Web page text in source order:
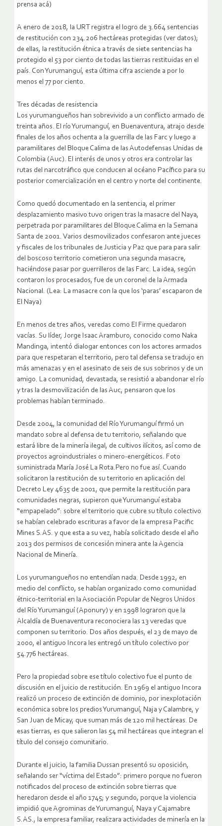
prensa acá)
A enero de 2018, la URT registra el logro de 3.664 sentencias
de restitución con 234.206 hectáreas protegidas (ver datos);
de ellas, la restitución étnica a través de siete sentencias ha
protegido el 53 por ciento de todas las tierras restituidas en el
país. Con Yurumanguí, esta última cifra asciende a por lo
menos el 77 por ciento.
Tres décadas de resistencia
Los yurumangueños han sobrevivido a un conflicto armado de
treinta años. El río Yurumanguí, en Buenaventura, atrajo desde
finales de los años ochenta a la guerrilla de las Farc y luego a
paramilitares del Bloque Calima de las Autodefensas Unidas de
Colombia (Auc). El interés de unos y otros era controlar las
rutas del narcotráfico que conducen al océano Pacífico para su
posterior comercialización en el centro y norte del continente.
Como quedó documentado en la sentencia, el primer
desplazamiento masivo tuvo origen tras la masacre del Naya,
perpetrada por paramilitares del Bloque Calima en la Semana
Santa de 2001. Varios desmovilizados confesaron ante jueces
y fiscales de los tribunales de Justicia y Paz que para para salir
del boscoso territorio cometieron una segunda masacre,
haciéndose pasar por guerrilleros de las Farc. La idea, según
contaron los procesados, fue de un coronel de la Armada
Nacional. (Lea: La masacre con la que los ‘paras’ escaparon de
El Naya)
En menos de tres años, veredas como El Firme quedaron
vacías. Su líder, Jorge Isaac Aramburo, conocido como Naka
Mandinga, intentó dialogar entonces con los actores armados
para que respetaran el territorio, pero tal defensa se tradujo en
más amenazas y en el asesinato de seis de sus sobrinos y de un
amigo. La comunidad, devastada, se resistió a abandonar el río
y tras la desmovilización de las Auc, pensaron que los
problemas habían terminado.
Desde 2004, la comunidad del Río Yurumanguí firmó un
mandato sobre al defensa de tu territorio, señalando que
estará libre de la minería ilegal, de cultivos ilícitos, así como de
proyectos agroindustriales o minero-energéticos. Foto
suministrada María José La Rota.Pero no fue así. Cuando
solicitaron la restitución de su territorio en aplicación del
Decreto Ley 4635 de 2001, que permite la restitución para
comunidades negras, supieron que Yurumanguí estaba
“empapelado”: sobre el territorio que cubre su título colectivo
se habían celebrado escrituras a favor de la empresa Pacific
Mines S.AS. y que esta a su vez, había solicitado desde el año
2013 dos permisos de concesión minera ante la Agencia
Nacional de Minería.
Los yurumangueños no entendían nada. Desde 1992, en
medio del conflicto, se habían organizado como comunidad
étnico-territorial en la Asociación Popular de Negros Unidos
del Río Yurumanguí (Aponury) y en 1998 lograron que la
Alcaldía de Buenaventura reconociera las 13 veredas que
componen su territorio. Dos años después, el 23 de mayo de
2000, el antiguo Incora les entregó un título colectivo por
54.776 hectáreas.
Pero la propiedad sobre ese título colectivo fue el punto de
discusión en el juicio de restitución. En 1969 el antiguo Incora
realizó un proceso de extinción de dominio, por inexplotación
económica sobre los predios Yurumanguí, Naja y Calambre, y
San Juan de Micay, que suman más de 120 mil hectáreas. De
esas tierras, es que salieron las 54 mil hectáreas que integran el
título del consejo comunitario.
Durante el juicio, la familia Dussan presentó su oposición,
señalando ser “víctima del Estado”: primero porque no fueron
notificados del proceso de extinción sobre tierras que
heredaron desde el año 1745; y segundo, porque la violencia
impidió que Agrominas de Yurumanguí, Naya y Cajamabre
S.AS., la empresa familiar, realizara actividades de minería en la